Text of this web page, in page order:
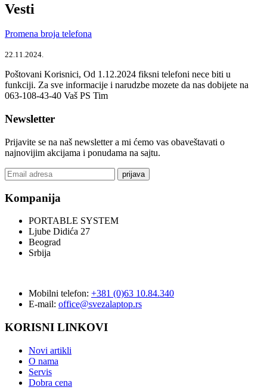
Vesti
Promena broja telefona
22.11.2024.
Poštovani Korisnici, Od 1.12.2024 fiksni telefoni nece biti u
funkciji. Za sve informacije i narudzbe mozete da nas dobijete na
063-108-43-40 Vaš PS Tim
Newsletter
Prijavite se na naš newsletter a mi ćemo vas obaveštavati o
najnovijim akcijama i ponudama na sajtu.
prijava
Kompanija
PORTABLE SYSTEM
Ljube Didića 27
Beograd
Srbija
Mobilni telefon: +381 (0)63 10.84.340
E-mail: office@svezalaptop.rs
KORISNI LINKOVI
Novi artikli
O nama
Servis
Dobra cena